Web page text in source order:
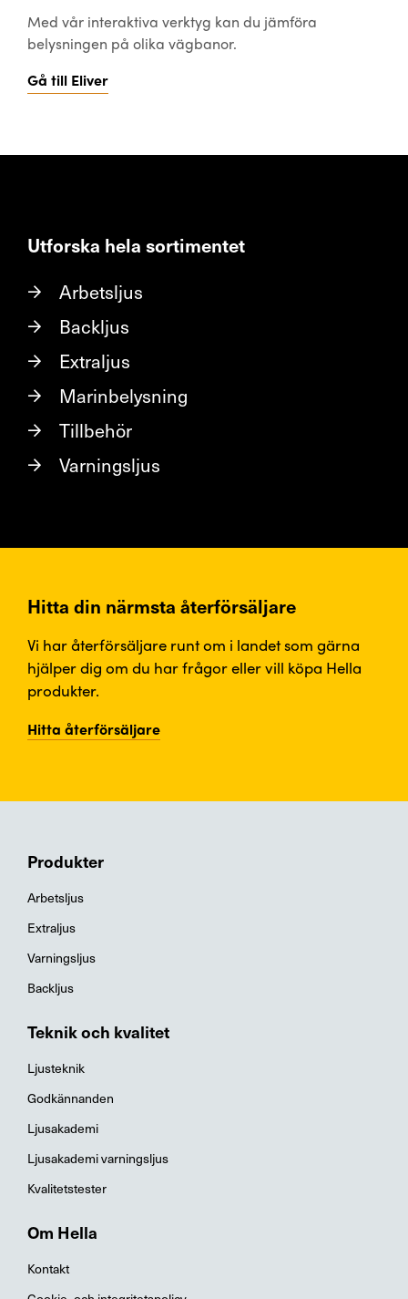
Med vår interaktiva verktyg kan du jämföra
belysningen på olika vägbanor.
Gå till Eliver
Utforska hela sortimentet
Arbetsljus
Backljus
Extraljus
Marinbelysning
Tillbehör
Varningsljus
Produkter
Arbetsljus
Extraljus
Varningsljus
Backljus
Teknik och kvalitet
Ljusteknik
Godkännanden
Ljusakademi
Ljusakademi varningsljus
Kvalitetstester
Om Hella
Kontakt
Hitta din närmsta återförsäljare
Vi har återförsäljare runt om i landet som gärna
hjälper dig om du har frågor eller vill köpa Hella
produkter.
Hitta återförsäljare